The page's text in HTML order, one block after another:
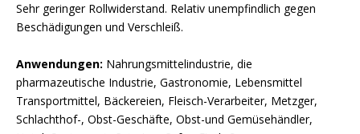
Sehr geringer Rollwiderstand. Relativ unempfindlich gegen
Beschädigungen und Verschleiß.
Anwendungen: Nahrungsmittelindustrie, die
pharmazeutische Industrie, Gastronomie, Lebensmittel
Transportmittel, Bäckereien, Fleisch-Verarbeiter, Metzger,
Schlachthof-, Obst-Geschäfte, Obst-und Gemüsehändler,